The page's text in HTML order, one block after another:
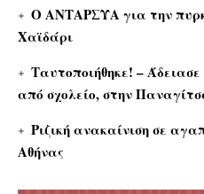
Ο ΑΝΤΑΡΣΥΑ για την
Χαϊδάρι
Ταυτοποιήθηκε! –
από σχολείο, στην
Ριζική ανακαίνιση σε
Αθήνας